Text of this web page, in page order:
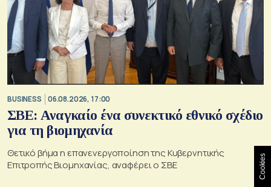
BUSINESS 06.08.2026, 17:00
ΣΒΕ: Αναγκαίο ένα συνεκτικό εθνικό σχέδιο
για τη βιομηχανία
Θετικό βήμα η επανενεργοποίηση της Κυβερνητικής
Επιτροπής Βιομηχανίας, αναφέρει ο ΣΒΕ
Cookies